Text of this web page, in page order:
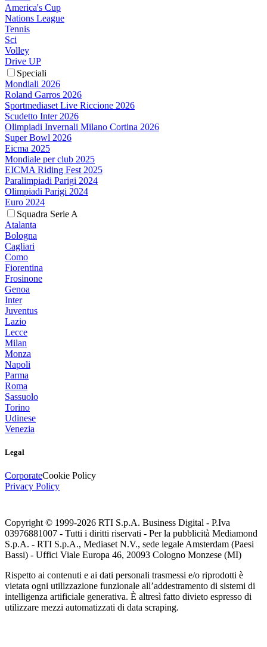
America's Cup
Nations League
Tennis
Sci
Volley
Drive UP
Speciali
Mondiali 2026
Roland Garros 2026
Sportmediaset Live Riccione 2026
Scudetto Inter 2026
Olimpiadi Invernali Milano Cortina 2026
Super Bowl 2026
Eicma 2025
Mondiale per club 2025
EICMA Riding Fest 2025
Paralimpiadi Parigi 2024
Olimpiadi Parigi 2024
Euro 2024
Squadra Serie A
Atalanta
Bologna
Cagliari
Como
Fiorentina
Frosinone
Genoa
Inter
Juventus
Lazio
Lecce
Milan
Monza
Napoli
Parma
Roma
Sassuolo
Torino
Udinese
Venezia
Legal
CorporateCookie Policy
Privacy Policy
Copyright © 1999-2026 RTI S.p.A. Business Digital - P.Iva
03976881007 - Tutti i diritti riservati - Per la pubblicità Mediamond
S.p.A. - RTI S.p.A., Mediaset N.V., sede legale Amsterdam (Paesi
Bassi) - Uffici Viale Europa 46, 20093 Cologno Monzese (MI)
Rispetto ai contenuti e ai dati personali trasmessi e/o riprodotti è
vietata ogni utilizzazione funzionale all’addestramento di sistemi di
intelligenza artificiale generativa. È altresì fatto divieto espresso di
utilizzare mezzi automatizzati di data scraping.